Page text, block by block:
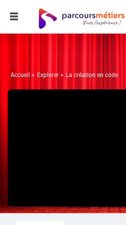
Accueil Explorer La création en code